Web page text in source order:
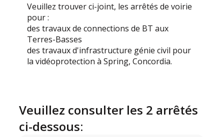
Veuillez trouver ci-joint, les arrêtés de voirie
pour :
des travaux de connections de BT aux
Terres-Basses
des travaux d'infrastructure génie civil pour
la vidéoprotection à Spring, Concordia.
Veuillez consulter les 2 arrêtés
ci-dessous: